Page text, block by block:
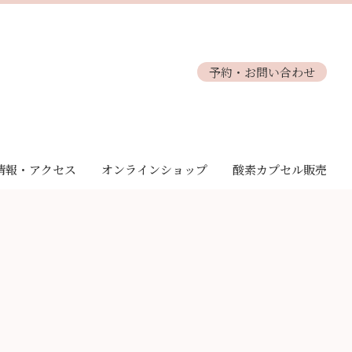
予約・お問い合わせ
報・アクセス オンラインショップ 酸素カプセル販売